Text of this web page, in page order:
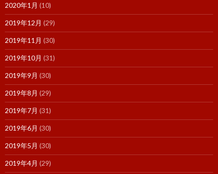
2020年1月 (10)
2019年12月 (29)
2019年11月 (30)
2019年10月 (31)
2019年9月 (30)
2019年8月 (29)
2019年7月 (31)
2019年6月 (30)
2019年5月 (30)
2019年4月 (29)